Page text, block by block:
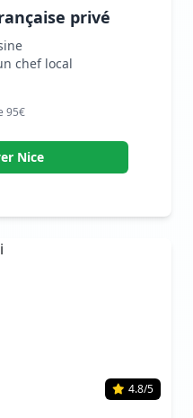
privé
chef local
95€
Nice
4.8/5